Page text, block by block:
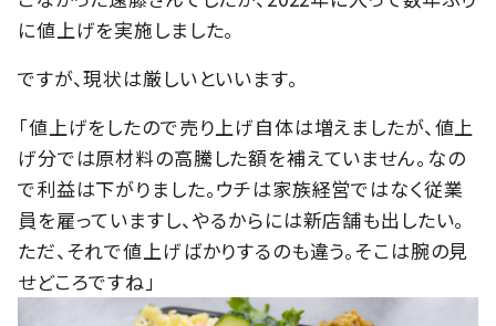
に値上げを実施しました。
ですが、現状は厳しいといいます。
「値上げをしたので売り上げ自体は増えましたが、値上
げ分では原材料の高騰した額を補えていません。なの
で利益は下がりました。ウチは家族経営ではなく従業
員を雇っていますし、やるからには新店舗も出したい。
ただ、それで値上げばかりするのも違う。そこは腕の見
せどころですね」